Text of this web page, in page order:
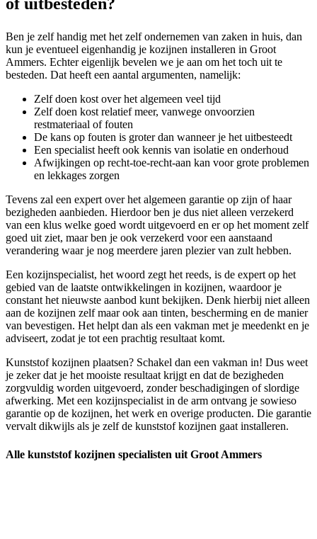
of uitbesteden?
Ben je zelf handig met het zelf ondernemen van zaken in huis, dan
kun je eventueel eigenhandig je kozijnen installeren in Groot
Ammers. Echter eigenlijk bevelen we je aan om het toch uit te
besteden. Dat heeft een aantal argumenten, namelijk:
Zelf doen kost over het algemeen veel tijd
Zelf doen kost relatief meer, vanwege onvoorzien
restmateriaal of fouten
De kans op fouten is groter dan wanneer je het uitbesteedt
Een specialist heeft ook kennis van isolatie en onderhoud
Afwijkingen op recht-toe-recht-aan kan voor grote problemen
en lekkages zorgen
Tevens zal een expert over het algemeen garantie op zijn of haar
bezigheden aanbieden. Hierdoor ben je dus niet alleen verzekerd
van een klus welke goed wordt uitgevoerd en er op het moment zelf
goed uit ziet, maar ben je ook verzekerd voor een aanstaand
verandering waar je nog meerdere jaren plezier van zult hebben.
Een kozijnspecialist, het woord zegt het reeds, is de expert op het
gebied van de laatste ontwikkelingen in kozijnen, waardoor je
constant het nieuwste aanbod kunt bekijken. Denk hierbij niet alleen
aan de kozijnen zelf maar ook aan tinten, bescherming en de manier
van bevestigen. Het helpt dan als een vakman met je meedenkt en je
adviseert, zodat je tot een prachtig resultaat komt.
Kunststof kozijnen plaatsen? Schakel dan een vakman in! Dus weet
je zeker dat je het mooiste resultaat krijgt en dat de bezigheden
zorgvuldig worden uitgevoerd, zonder beschadigingen of slordige
afwerking. Met een kozijnspecialist in de arm ontvang je sowieso
garantie op de kozijnen, het werk en overige producten. Die garantie
vervalt dikwijls als je zelf de kunststof kozijnen gaat installeren.
Alle kunststof kozijnen specialisten uit Groot Ammers